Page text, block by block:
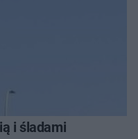
i śladami